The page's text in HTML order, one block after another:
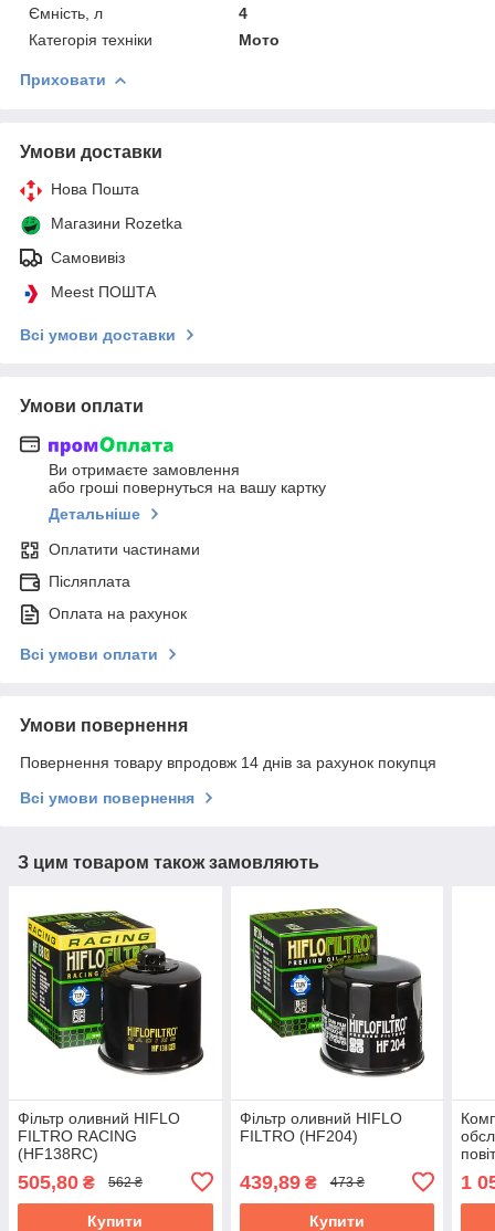
Ємність, л
4
Категорія техніки
Мото
Приховати
Умови доставки
Нова Пошта
Магазини Rozetka
Самовивіз
Meest ПОШТА
Всі умови доставки
Умови оплати
Ви отримаєте замовлення
або гроші повернуться на вашу картку
Детальніше
Оплатити частинами
Післяплата
Оплата на рахунок
Всі умови оплати
Умови повернення
Повернення товару впродовж 14 днів за рахунок покупця
Всі умови повернення
З цим товаром також замовляють
Фільтр оливний HIFLO
FILTRO RACING
(HF138RC)
505,80 ₴ 562 ₴
Купити
Фільтр оливний HIFLO
FILTRO (HF204)
439,89₴ 473 ₴
Купити
мл
1